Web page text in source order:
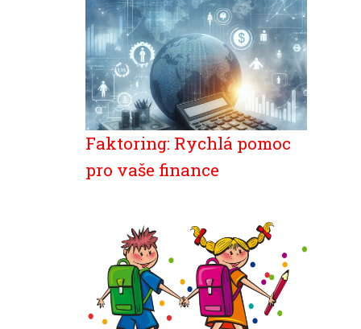
Faktoring: Rychlá pomoc
pro vaše finance